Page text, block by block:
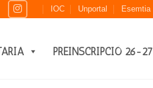
IOC Unportal Esemtia
PREINSCRIPCIÓ 26-27